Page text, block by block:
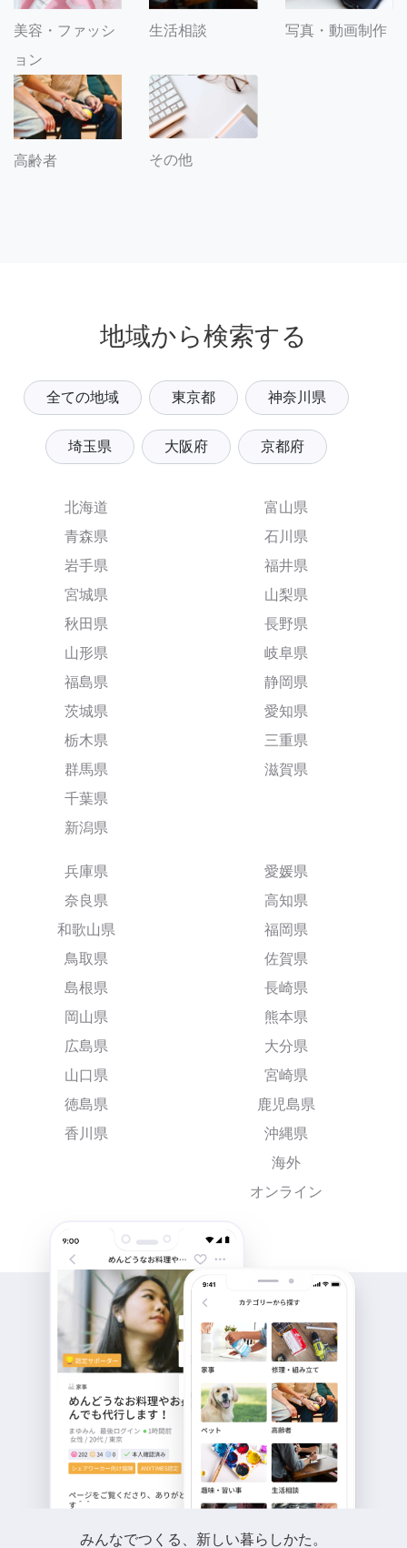
美容・ファッシ
ョン
生活相談 写真・動画制作
高齢者 その他
地域から検索する
全ての地域 東京都 神奈川県
埼玉県 大阪府 京都府
北海道
青森県
岩手県
宮城県
秋田県
山形県
福島県
茨城県
栃木県
群馬県
千葉県
新潟県
富山県
石川県
福井県
山梨県
長野県
岐阜県
静岡県
愛知県
三重県
滋賀県
兵庫県
奈良県
和歌山県
鳥取県
島根県
岡山県
広島県
山口県
徳島県
香川県
愛媛県
高知県
福岡県
佐賀県
長崎県
熊本県
大分県
宮崎県
鹿児島県
沖縄県
海外
オンライン
みんなでつくる、新しい暮らしかた。